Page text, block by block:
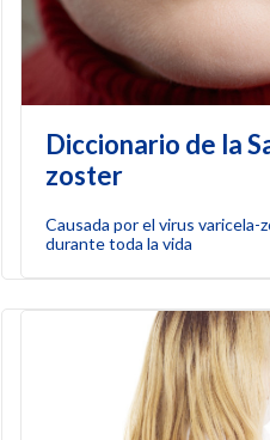
Diccionario de la
zoster
Causada por el virus
durante toda la vida